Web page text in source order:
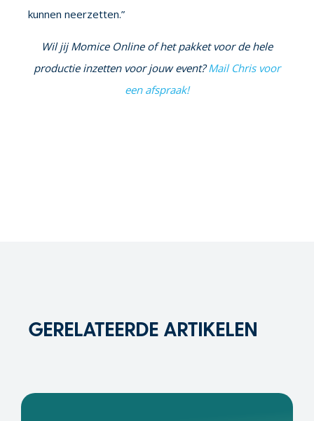
kunnen neerzetten.”
Wil jij Momice Online of het pakket voor de hele
productie inzetten voor jouw event?Mail Chris voor
een afspraak!
GERELATEERDE ARTIKELEN